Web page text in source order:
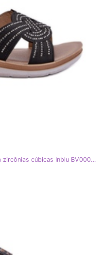
Chinelos femininos confortáveis ​​com zircônias cúbicas Inblu BV000037 preto